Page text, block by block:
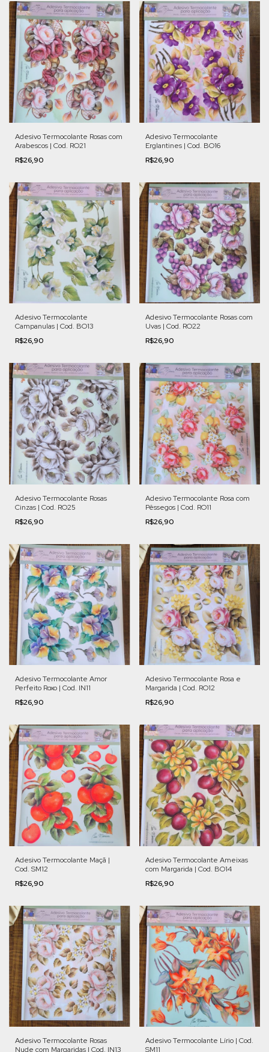
Adesivo Termocolante Rosas com
Arabescos | Cod. RO21
R$26,90
Adesivo Termocolante
Erglantines | Cod. BO16
R$26,90
Adesivo Termocolante
Campanulas | Cod. BO13
R$26,90
Adesivo Termocolante Rosas com
Uvas | Cod. RO22
R$26,90
Adesivo Termocolante Rosas
Cinzas | Cod. RO25
R$26,90
Adesivo Termocolante Rosa com
Pêssegos | Cod. RO11
R$26,90
Adesivo Termocolante Amor
Perfeito Roxo | Cod. IN11
R$26,90
Adesivo Termocolante Rosa e
Margarida | Cod. RO12
R$26,90
Adesivo Termocolante Maçã |
Cod. SM12
R$26,90
Adesivo Termocolante Ameixas
com Margarida | Cod. BO14
R$26,90
Adesivo Termocolante Rosas
Nude com Margaridas | Cod. IN13
Adesivo Termocolante Lírio | Cod.
SM11